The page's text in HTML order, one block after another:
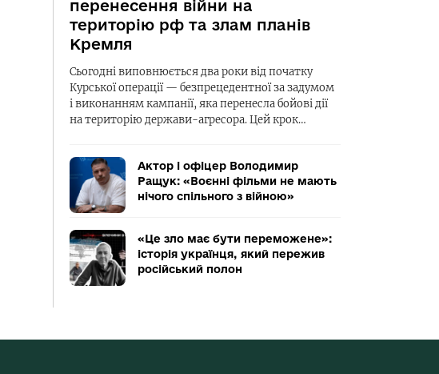
перенесення війни на
територію рф та злам планів
Кремля
Сьогодні виповнюється два роки від початку
Курської операції — безпрецедентної за задумом
і виконанням кампанії, яка перенесла бойові дії
на територію держави-агресора. Цей крок…
Актор і офіцер Володимир
Ращук: «Воєнні фільми не мають
нічого спільного з війною»
«Це зло має бути переможене»:
історія українця, який пережив
російський полон